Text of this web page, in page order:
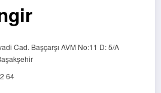
Cad. Başçarşı AVM No:11 D: 5/A
64